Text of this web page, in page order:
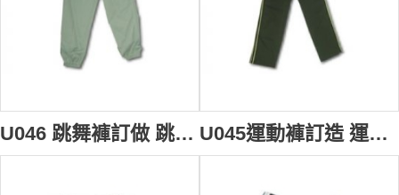
U046 跳舞褲訂做 跳舞褲服務中心 U045運動褲訂造 運動褲製造商 運動褲公司